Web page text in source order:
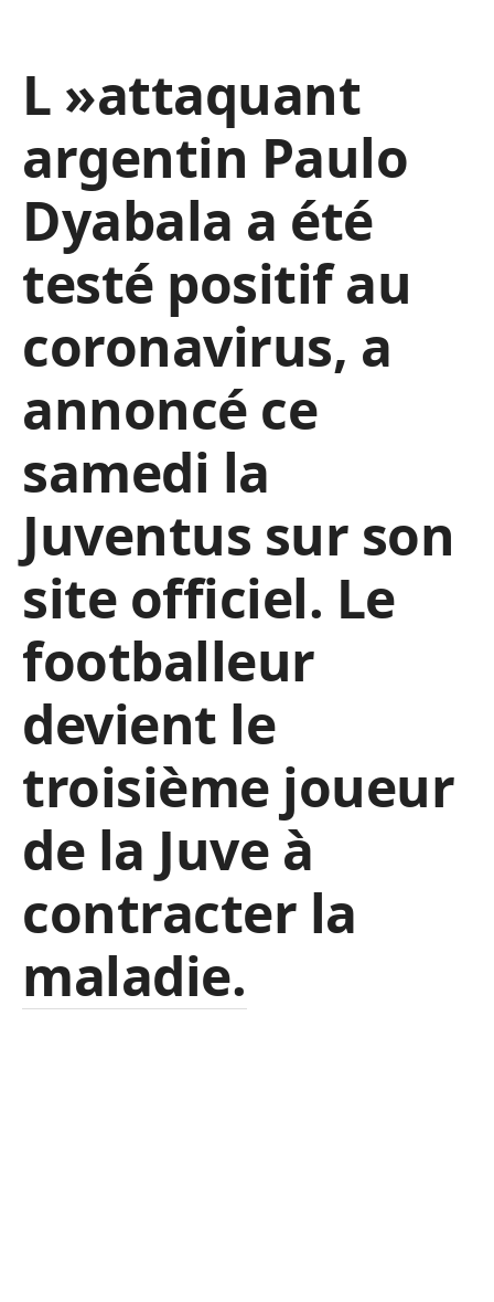
L »attaquant
argentin Paulo
Dyabala a été
testé positif au
coronavirus, a
annoncé ce
samedi la
Juventus sur son
site officiel. Le
footballeur
devient le
troisième joueur
de la Juve à
contracter la
maladie.